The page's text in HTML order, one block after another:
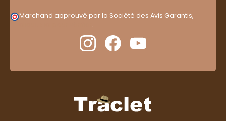
Marchand approuvé par la Société des Avis Garantis,
.